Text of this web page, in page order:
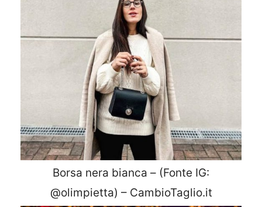
Borsa nera bianca – (Fonte IG:
@olimpietta) – CambioTaglio.it